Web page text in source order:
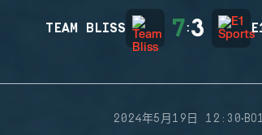
TEAM BLISS 7:3
2024年5月19日 12:30·BO1